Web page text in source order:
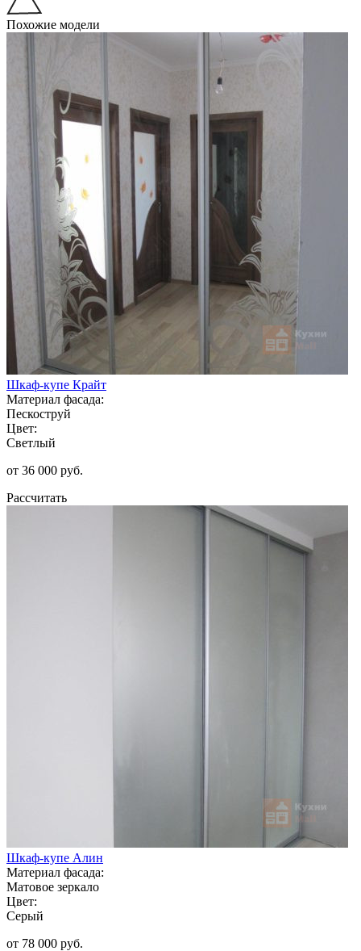
Похожие модели
Шкаф-купе Крайт
Материал фасада:
Пескоструй
Цвет:
Светлый
от 36 000 руб.
Рассчитать
Шкаф-купе Алин
Материал фасада:
Матовое зеркало
Цвет:
Серый
от 78 000 руб.